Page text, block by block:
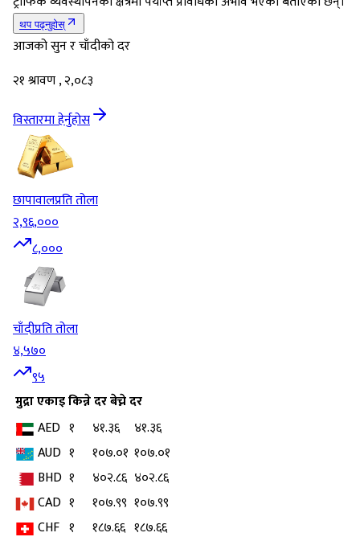
थप पढ्नुहोस्
आजको सुन र चाँदीको दर
२१ श्रावण , २,०८३
विस्तारमा हेर्नुहोस
छापावालप्रति तोला
२,९६,०००
८,०००
चाँदीप्रति तोला
४,५७०
९५
मुद्राएकाइकिन्ने दरबेच्ने दर
AED १ ४१.३६
४१.३६
AUD १ १०७.०१ १०७.०१
BHD १ ४०२.८६ ४०२.८६
CAD १ १०७.९९ १०७.९९
CHF १ १८७.६६ १८७.६६